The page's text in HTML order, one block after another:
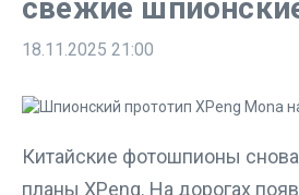
свежие
18.11.2025 21:00
Китайские фотошпионы
планы XPeng. На дорогах